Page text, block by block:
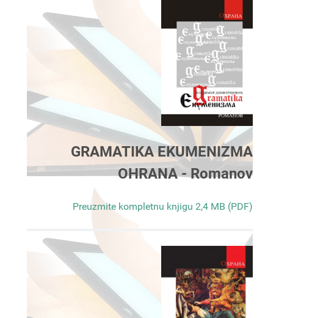
GRAMATIKA EKUMENIZMA
OHRANA - Romanov
Preuzmite kompletnu knjigu 2,4 MB (PDF)